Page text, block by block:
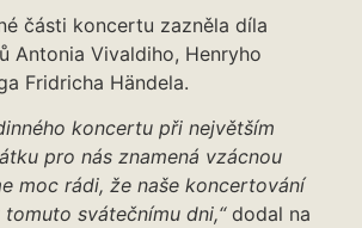
části koncertu zazněla díla
Antonia Vivaldiho, Henryho
Fridricha Händela.
koncertu při největším
pro nás znamená vzácnou
moc rádi, že naše koncertování
svátečnímu dni,“dodal na